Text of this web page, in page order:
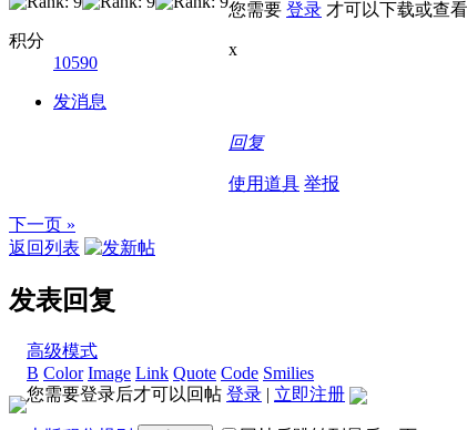
积分
10590
发消息
您需要 登录 才可以下载或查
x
回复
使用道具 举报
下一页 »
返回列表
发表回复
高级模式
B Color Image Link Quote Code Smilies
您需要登录后才可以回帖 登录 | 立即注册